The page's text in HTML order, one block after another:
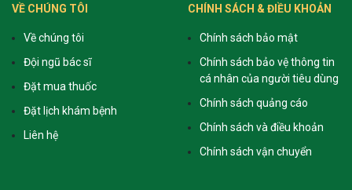
VỀ CHÚNG TÔI
Về chúng tôi
Đội ngũ bác sĩ
Đặt mua thuốc
Đặt lịch khám bệnh
Liên hệ
CHÍNH SÁCH & ĐIỀU KHOẢN
Chính sách bảo mật
Chính sách bảo vệ thông tin
cá nhân của người tiêu dùng
Chính sách quảng cáo
Chính sách và điều khoản
Chính sách vận chuyển